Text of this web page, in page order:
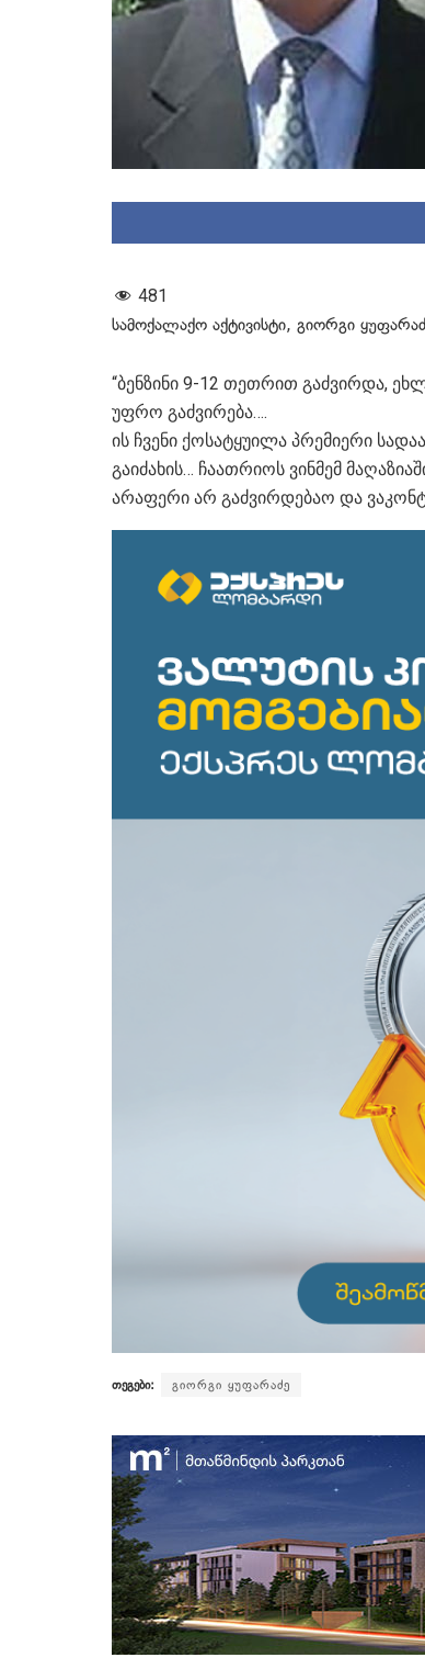
481
სამოქალაქო აქტივისტი, გიორგი
“ბენზინი 9-12 თეთრით გაძვირდა,
უფრო გაძვირება….
ის ჩვენი ქოსატყუილა პრემიერი
გაიძახის… ჩაათრიოს ვინმემ
არაფერი არ გაძვირდებაო და
თეგები: გიორგი ყუფარაძე